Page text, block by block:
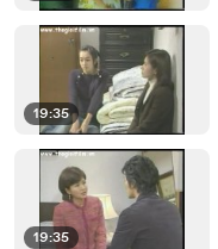
19:35
19:35